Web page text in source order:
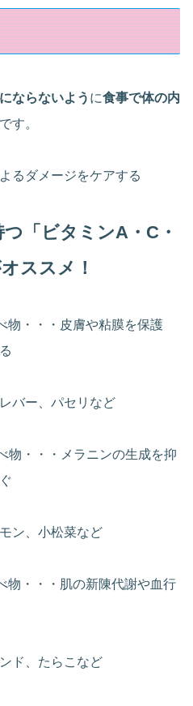
ならないよう に食事で体の内
です。
るダメージをケアする
つ「ビタミンA・C・
ススメ！
・・・皮膚や粘膜を保護
パセリなど
・・・メラニンの生成を抑
小松菜など
・・・肌の新陳代謝や血行
たらこなど